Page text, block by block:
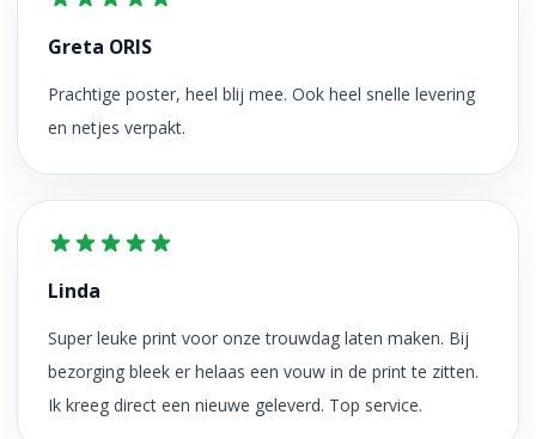
Greta ORIS
Prachtige poster, heel blij mee. Ook heel snelle levering
en netjes verpakt.
Linda
Super leuke print voor onze trouwdag laten maken. Bij
bezorging bleek er helaas een vouw in de print te zitten.
Ik kreeg direct een nieuwe geleverd. Top service.